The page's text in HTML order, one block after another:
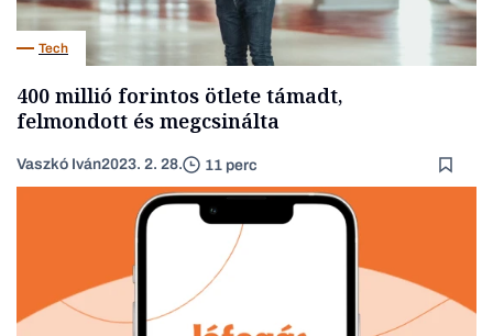
Tech
400 millió forintos ötlete támadt,
felmondott és megcsinálta
Vaszkó Iván2023. 2. 28. 11 perc